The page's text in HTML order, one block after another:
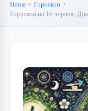
Home
Гороскоп
Гороскоп на 16 червня: